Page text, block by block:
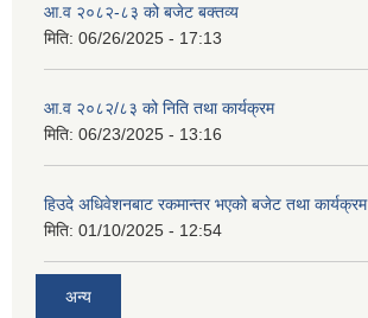
आ.व २०८२-८३ को बजेट बक्तव्य
मिति: 06/26/2025 - 17:13
आ.व २०८२/८३ को निति तथा कार्यक्रम
मिति: 06/23/2025 - 13:16
हिउदे अधिवेशनबाट रकमान्तर भएको बजेट तथा कार्यक्रम
मिति: 01/10/2025 - 12:54
अन्य